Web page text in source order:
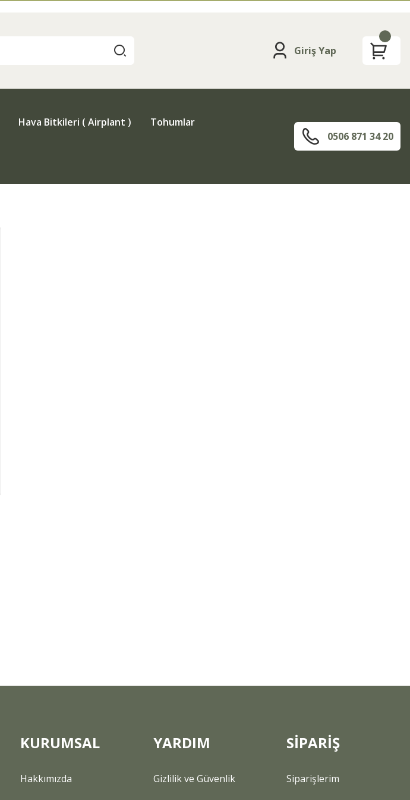
Giriş Yap
Hava Bitkileri ( Airplant ) Tohumlar
0506 871 34 20
KURUMSAL
Hakkımızda
YARDIM
Gizlilik ve Güvenlik
SİPARİŞ
Siparişlerim